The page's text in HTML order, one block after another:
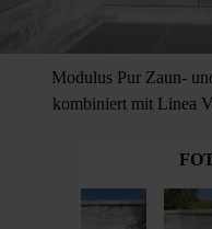
Modulus Pur Zaun-
kombiniert mit Linea